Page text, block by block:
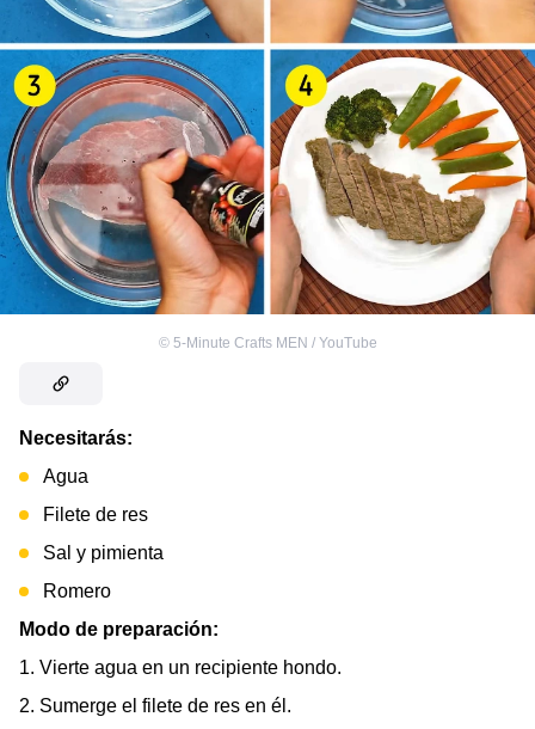
© 5-Minute Crafts MEN / YouTube
Necesitarás:
Agua
Filete de res
Sal y pimienta
Romero
Modo de preparación:
1. Vierte agua en un recipiente hondo.
2. Sumerge el filete de res en él.